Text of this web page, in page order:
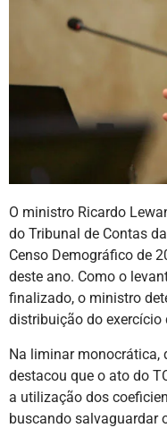
O ministro Ricardo
do Tribunal de Contas
Censo Demográfico de
deste ano. Como o
finalizado, o ministro
distribuição do exercício
Na liminar monocrática,
destacou que o ato do
a utilização dos
buscando salvaguardar